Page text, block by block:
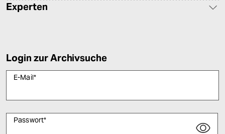
Experten
Login zur Archivsuche
E-Mail*
Passwort*